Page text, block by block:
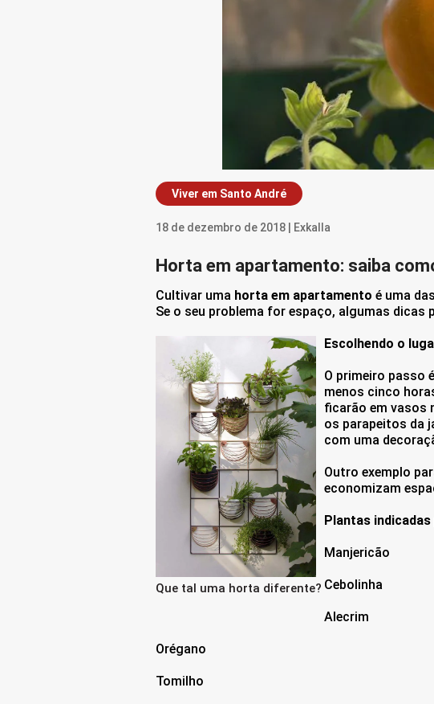
Viver em Santo André
18 de dezembro de 2018 | Exkalla
Horta em apartamento: saiba
Cultivar uma horta em apartamento é uma
Se o seu problema for espaço, algumas
Que tal uma horta diferente?
Escolhendo o
O primeiro passo
menos cinco
ficarão em vasos
os parapeitos da
com uma
Outro exemplo
economizam
Plantas
Manjericão
Cebolinha
Alecrim
Orégano
Tomilho